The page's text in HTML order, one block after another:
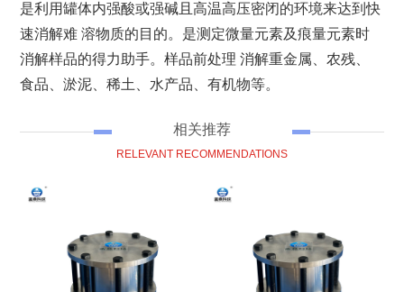
是利用罐体内强酸或强碱且高温高压密闭的环境来达到快
速消解难 溶物质的目的。是测定微量元素及痕量元素时
消解样品的得力助手。样品前处理 消解重金属、农残、
食品、淤泥、稀土、水产品、有机物等。
相关推荐
RELEVANT RECOMMENDATIONS